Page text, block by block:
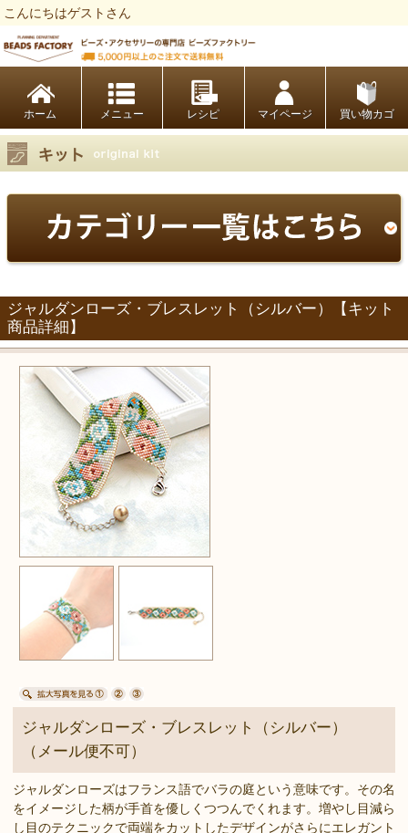
こんにちはゲストさん
ホーム レシピ マイページ 買い物カゴ
ジャルダンローズ・ブレスレット（シルバー）【キット
商品詳細】
ジャルダンローズ・ブレスレット（シルバー）
（メール便不可）
ジャルダンローズはフランス語でバラの庭という意味です。その名
をイメージした柄が手首を優しくつつんでくれます。増やし目減ら
し目のテクニックで両端をカットしたデザインがさらにエレガント